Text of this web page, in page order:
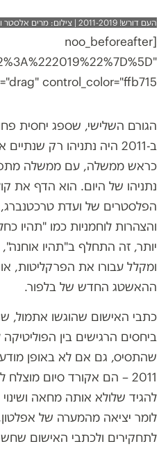
העם דורש! 2011-2019 | צילום: מרים אלסטר ויונתן זינדל:
[noo_beforeafter
control_color="ffb715"]
הגורם השלישי, שספג יחסית
ב-2011 היה נתניהו רק
כראש ממשלה, עם ממשלה
נתניהו של היום. הוא הדף את
הפלסטרים של ועדת
והצהרות לוחמניות כמו "תהיו
יותר, זה התחלף ב"תהיו
ומקלל עבורו את הפרקליטות,
ההאשטג החדש של בלפור.
כתבי האישום שהוגשו אתמול,
ביחסים הרגישים בין
שהתסיס, גם אם לא באופן
2011 – הם אקורד סיום
להגיד שלולא אותה מחאה
לומר יציאה מהמערה של
לתחקירים ולכתבי האישום